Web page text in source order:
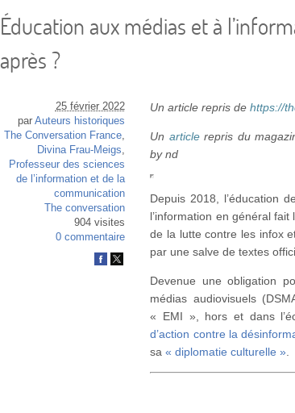
Éducation aux médias et à
après ?
25 février 2022
par Auteurs historiques
The Conversation France,
Divina Frau-Meigs
Professeur des sciences
de l’information et de la
communication
The conversation
904 visites
0 commentaire
Un article repris dehttps://
Un articlerepris du
by nd
Depuis 2018, l’éducation
l’information en général fait
de la lutte contre les infox
par une salve de textes
Devenue une obligation
médias audiovisuels
« EMI », hors et dans
d’action contre la
sa« diplomatie culturelle »